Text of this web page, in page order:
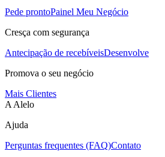
Pede prontoPainel Meu Negócio
Cresça com segurança
Antecipação de recebíveisDesenvolve
Promova o seu negócio
Mais Clientes
A Alelo
Ajuda
Perguntas frequentes (FAQ)Contato